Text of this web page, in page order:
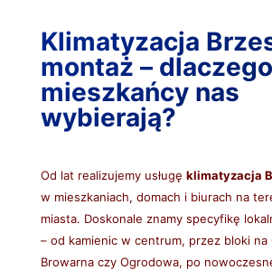
Klimatyzacja
montaż – dlaczego
mieszkańcy nas
wybierają?
Od lat realizujemy usługę klimatyzacja
w mieszkaniach, domach i biurach na
miasta. Doskonale znamy specyfikę
– od kamienic w centrum, przez bloki na
Browarna czy Ogrodowa, po